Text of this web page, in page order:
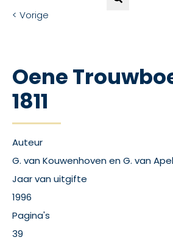
< Vorige
Oene
1811
Auteur
G. van Kouwenhoven en G. van
Jaar van uitgifte
1996
Pagina's
39